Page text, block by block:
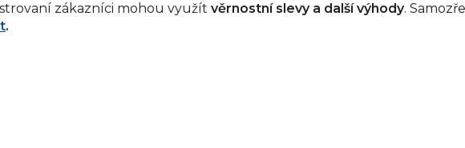
zákazníci mohou využít věrnostní slevy a další výhody.
.